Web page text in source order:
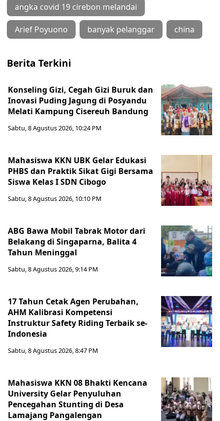
angka covid 19 cirebon melandai
Arief Poyuono banyak pelanggar china
Berita Terkini
Konseling Gizi, Cegah Gizi Buruk dan
Inovasi Puding Jagung di Posyandu
Melati Kampung Cisereuh Bandung
Sabtu, 8 Agustus 2026, 10:24 PM
Mahasiswa KKN UBK Gelar Edukasi
PHBS dan Praktik Sikat Gigi Bersama
Siswa Kelas I SDN Cibogo
Sabtu, 8 Agustus 2026, 10:10 PM
ABG Bawa Mobil Tabrak Motor dari
Belakang di Singaparna, Balita 4
Tahun Meninggal
Sabtu, 8 Agustus 2026, 9:14 PM
17 Tahun Cetak Agen Perubahan,
AHM Kalibrasi Kompetensi
Instruktur Safety Riding Terbaik se-
Indonesia
Sabtu, 8 Agustus 2026, 8:47 PM
Mahasiswa KKN 08 Bhakti Kencana
University Gelar Penyuluhan
Pencegahan Stunting di Desa
Lamajang Pangalengan